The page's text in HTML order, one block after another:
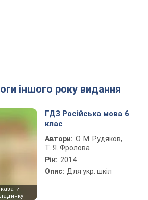
іншого року видання
ГДЗ Російська мова 6
клас
Автори: О. М. Рудяков,
Т. Я. Фролова
Рік: 2014
Опис: Для укр. шкіл